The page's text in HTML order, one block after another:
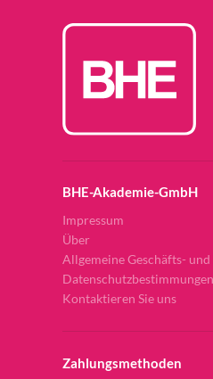
BHE-Akademie-GmbH
Impressum
Über
Allgemeine Geschäfts-
Datenschutzbestimmungen
Kontaktieren Sie uns
Zahlungsmethoden